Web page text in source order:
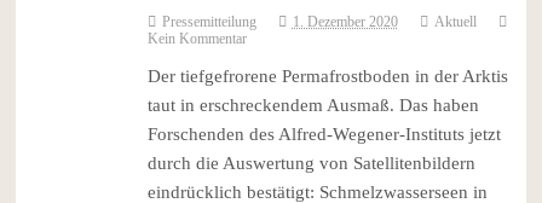
Pressemitteilung 1. Dezember 2020
Aktuell
Kein Kommentar
Der tiefgefrorene Permafrostboden in der Arktis
taut in erschreckendem Ausmaß. Das haben
Forschenden des Alfred-Wegener-Instituts jetzt
durch die Auswertung von Satellitenbildern
eindrücklich bestätigt: Schmelzwasserseen in